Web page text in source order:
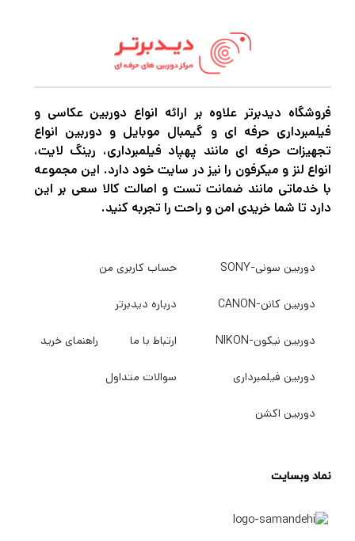
فروشگاه دیدبرتر علاوه بر ارائه انواع دوربین عکاسی و
فیلمبرداری حرفه ای و گیمبال موبایل و دوربین انواع
تجهیزات حرفه ای مانند پهپاد فیلمبرداری، رینگ لایت،
انواع لنز و میکرفون را نیز در سایت خود دارد. این مجموعه
با خدماتی مانند ضمانت تست و اصالت کالا سعی بر این
دارد تا شما خریدی امن و راحت را تجربه کنید.
دوربین سونی-SONY
دوربین کانن-CANON
دوربین نیکون-NIKON
دوربین فیلمبرداری
دوربین اکشن
حساب کاربری من
درباره دیدبرتر
ارتباط با ما راهنمای خرید
سوالات متداول
نماد وبسایت